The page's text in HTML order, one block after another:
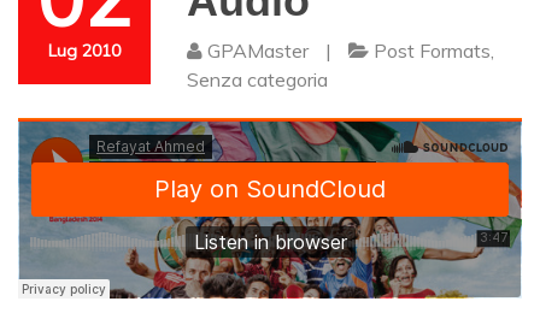
Lug 2010 GPAMaster | Post Formats
Senza categoria